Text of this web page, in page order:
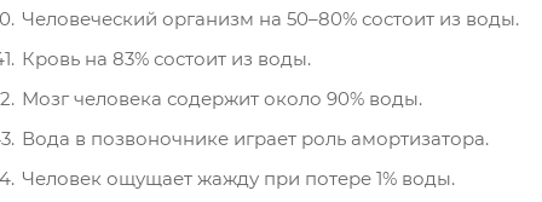
Человеческий организм на 50–80% состоит из воды.
Кровь на 83% состоит из воды.
Мозг человека содержит около 90% воды.
Вода в позвоночнике играет роль амортизатора.
Человек ощущает жажду при потере 1% воды.